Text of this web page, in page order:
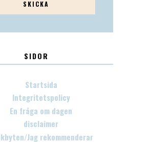
SIDOR
Startsida
Integritetspolicy
En fråga om dagen
disclaimer
Jag rekommenderar